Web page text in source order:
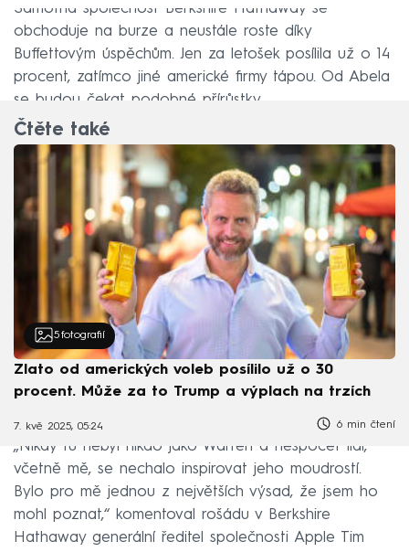
Samotná společnost Berkshire Hathaway se
obchoduje na burze a neustále roste díky
Buffettovým úspěchům. Jen za letošek posílila už o 14
procent, zatímco jiné americké firmy tápou. Od Abela
se budou čekat podobné přírůstky.
Čtěte také
5 fotografií
Zlato od amerických voleb posílilo už o 30
procent. Může za to Trump a výplach na trzích
7. kvě 2025, 05:24 6 min čtení
„Nikdy tu nebyl nikdo jako Warren a nespočet lidí,
včetně mě, se nechalo inspirovat jeho moudrostí.
Bylo pro mě jednou z největších výsad, že jsem ho
mohl poznat,“ komentoval rošádu v Berkshire
Hathaway generální ředitel společnosti Apple Tim